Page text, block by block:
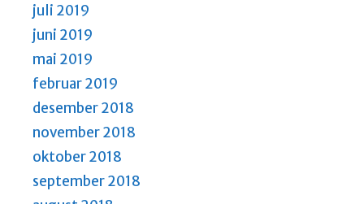
juli 2019
juni 2019
mai 2019
februar 2019
desember 2018
november 2018
oktober 2018
september 2018